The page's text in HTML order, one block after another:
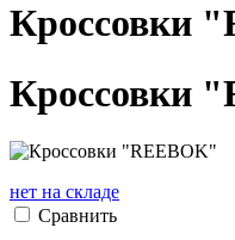
Кроссовки
Кроссовки
нет на складе
Сравнить